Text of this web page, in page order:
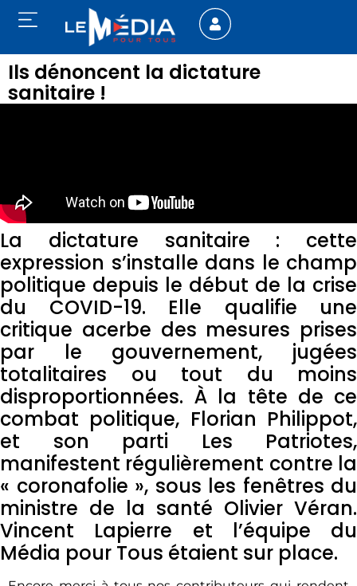
Ils dénoncent la dictature
sanitaire !
La dictature sanitaire : cette
expression s’installe dans le champ
politique depuis le début de la crise
du COVID-19. Elle qualifie une
critique acerbe des mesures prises
par le gouvernement, jugées
totalitaires ou tout du moins
disproportionnées. À la tête de ce
combat politique, Florian Philippot,
et son parti Les Patriotes,
manifestent régulièrement contre la
« coronafolie », sous les fenêtres du
ministre de la santé Olivier Véran.
Vincent Lapierre et l’équipe du
Média pour Tous étaient sur place.